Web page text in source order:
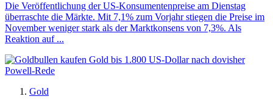
Die Veröffentlichung der US-Konsumentenpreise am Dienstag
überraschte die Märkte. Mit 7,1% zum Vorjahr stiegen die Preise im
November weniger stark als der Marktkonsens von 7,3%. Als
Reaktion auf ...
Gold